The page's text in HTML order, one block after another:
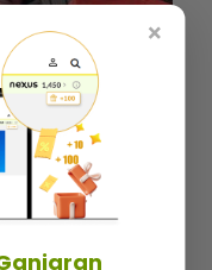
platform
Jozan
×